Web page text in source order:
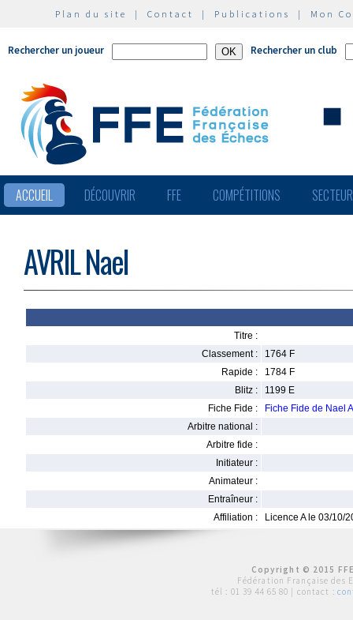
Plan du site | Contact | Publications | Mon
Rechercher un joueur Rechercher un club
ACCUEIL DÉCOUVRIR FFE COMPÉTITIONS
AVRIL Nael
Titre :
Classement :
1764 F
Rapide :
1784 F
Blitz :
1199 E
Fiche Fide :
Fiche Fide de Nael
Arbitre national :
Arbitre fide :
Initiateur :
Animateur :
Entraîneur :
Affiliation :
Licence A le 03/10/
Copyright © 2015
Fédération Française des
tél : 01 39 44 65 80 | contact :